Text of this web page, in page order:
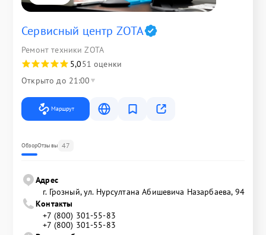
Сервисный центр ZOTA
Ремонт техники ZOTA
5,051 оценки
Открыто до 21:00
Маршрут
ОбзорОтзывы 47
Адрес
г. Грозный, ул. Нурсултана Абишевича Назарбаева, 94
Контакты
+7 (800) 301-55-83
+7 (800) 301-55-83